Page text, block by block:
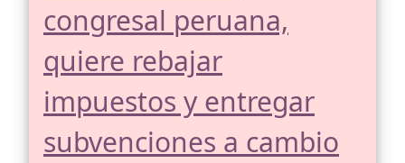
congresal peruana,
quiere rebajar
impuestos y entregar
subvenciones a cambio